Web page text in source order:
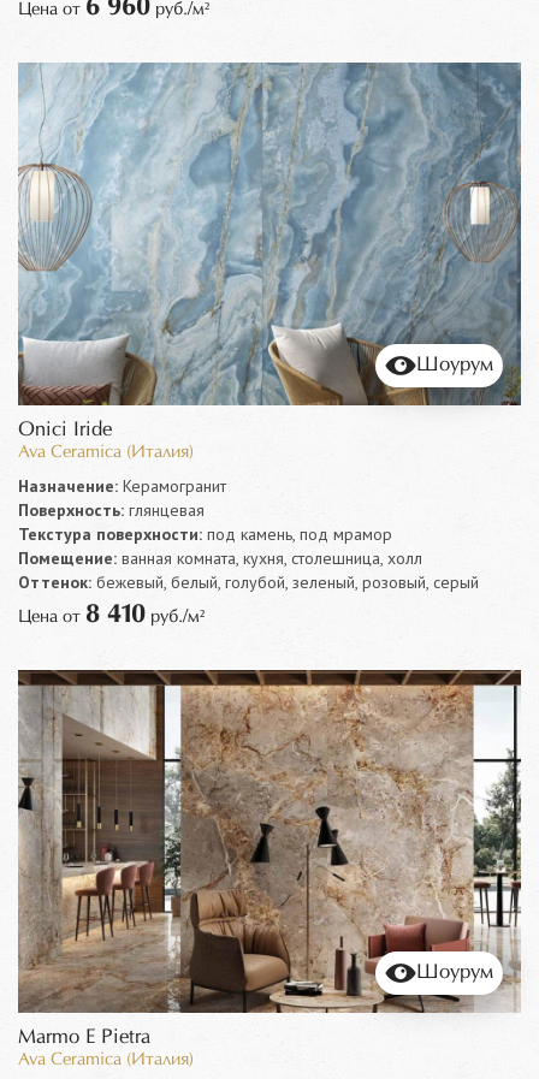
Цена от 6 960 руб./м²
Шоурум
Onici Iride
Ava Ceramica (Италия)
Назначение: Керамогранит
Поверхность: глянцевая
Текстура поверхности: под камень, под мрамор
Помещение: ванная комната, кухня, столешница, холл
Оттенок: бежевый, белый, голубой, зеленый, розовый, серый
Цена от 8 410 руб./м²
Шоурум
Marmo E Pietra
Ava Ceramica (Италия)